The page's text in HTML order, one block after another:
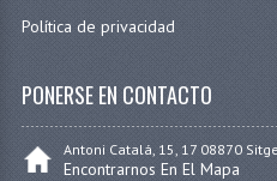
Política de privacidad
PONERSE EN CONTACTO
Antoni Catalá, 15, 17 08870
Encontrarnos En El Mapa